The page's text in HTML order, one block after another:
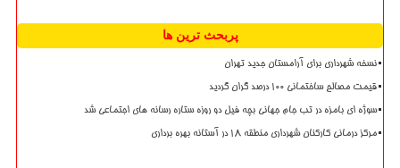
پربحث ترین ها
نسخه شهرداری برای آرامستان جدید تهران
قیمت مصالح ساختمانی ۱۰۰ درصد گران گردید
سوژه ای بامزه در تب جام جهانی بچه فیل دو روزه ستاره رسانه های اجتماعی شد
مرکز درمانی کارکنان شهرداری منطقه ۱۸ در آستانه بهره برداری